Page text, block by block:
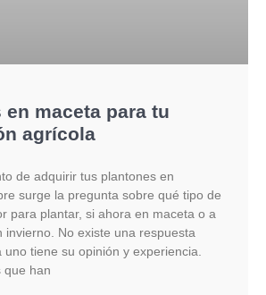
en maceta para tu
agrícola
de adquirir tus plantones en
surge la pregunta sobre qué tipo de
para plantar, si ahora en maceta o a
invierno. No existe una respuesta
tiene su opinión y experiencia.
que han